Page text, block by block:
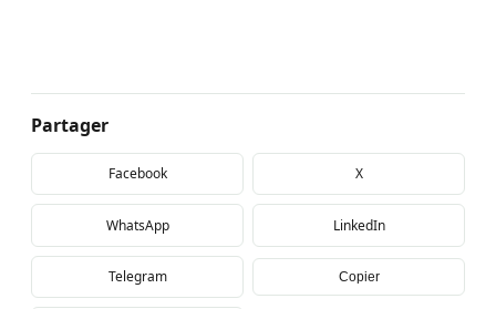
Partager
Facebook X
WhatsApp LinkedIn
Telegram Copier